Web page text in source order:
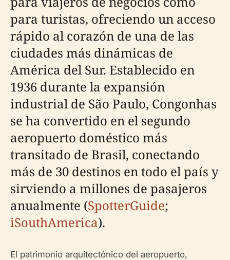
para turistas, ofreciendo un acceso
rápido al corazón de una de las
ciudades más dinámicas de
América del Sur. Establecido en
1936 durante la expansión
industrial de São Paulo, Congonhas
se ha convertido en el segundo
aeropuerto doméstico más
transitado de Brasil, conectando
más de 30 destinos en todo el país y
sirviendo a millones de pasajeros
anualmente (SpotterGuide;
iSouthAmerica).
El patrimonio arquitectónico del aeropuerto,